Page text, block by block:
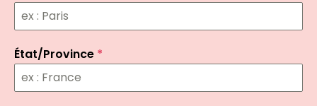
État/Province *